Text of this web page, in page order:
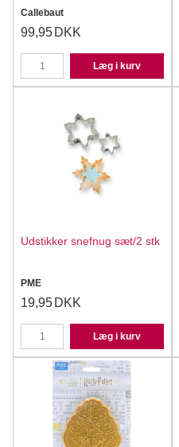
Callebaut
99,95 DKK
Læg i kurv
Udstikker snefnug sæt/2 stk
PME
19,95 DKK
Læg i kurv